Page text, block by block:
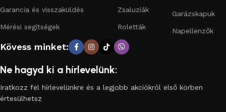
bevált gyártók, hosszú élettartam.
Gyors, egyszerű rendelés:online kosárból egyenesen az
Komplett árnyékolástechnika egy helyen:
alkatrészek, szúnyoghálók.
Garancia és visszaküldés
Mérési segítségek
Zsaluziák
Roletták
Garázskapuk
Napellenzők
Kövess minket:
Ne hagyd ki a hírlevelünk:
Iratkozz fel hírlevelünkre és a legjobb akciókról első körben
értesülhetsz